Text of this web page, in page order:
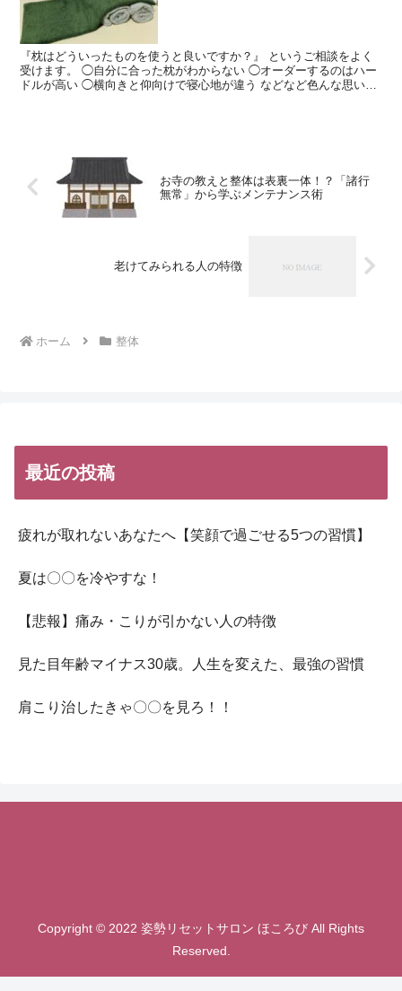
『枕はどういったものを使うと良いですか？』 というご相談をよく
受けます。 ◯自分に合った枕がわからない ◯オーダーするのはハー
ドルが高い ◯横向きと仰向けで寝心地が違う などなど色んな思いが
お寺の教えと整体は表裏一体！？「諸行
無常」から学ぶメンテナンス術
老けてみられる人の特徴
ホーム 整体
最近の投稿
疲れが取れないあなたへ【笑顔で過ごせる5つの習慣】
夏は〇〇を冷やすな！
【悲報】痛み・こりが引かない人の特徴
見た目年齢マイナス30歳。人生を変えた、最強の習慣
肩こり治したきゃ〇〇を見ろ！！
Copyright © 2022 姿勢リセットサロン ほころび All Rights
Reserved.